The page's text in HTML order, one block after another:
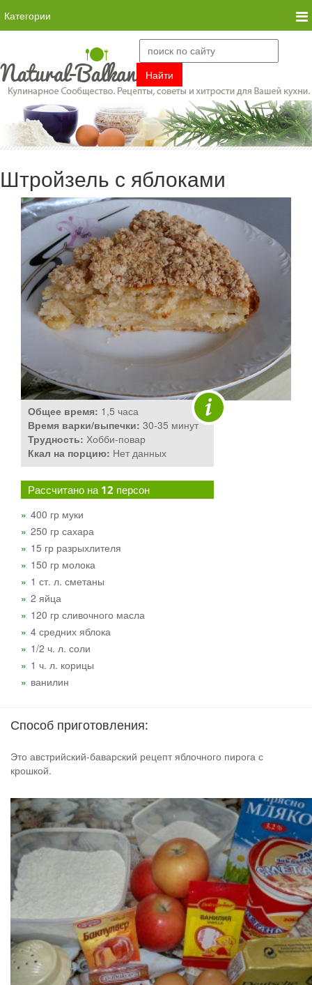
Категории
Штройзель с яблоками
Общее время: 1,5 часа
Время варки/выпечки: 30-35 минут
Трудность: Хобби-повар
Ккал на порцию: Нет данных
Рассчитано на 12 персон
400 гр муки
250 гр сахара
15 гр разрыхлителя
150 гр молока
1 ст. л. сметаны
2 яйца
120 гр сливочного масла
4 средних яблока
1/2 ч. л. соли
1 ч. л. корицы
ванилин
Способ приготовления:
Это австрийский-баварский рецепт яблочного пирога с
крошкой.